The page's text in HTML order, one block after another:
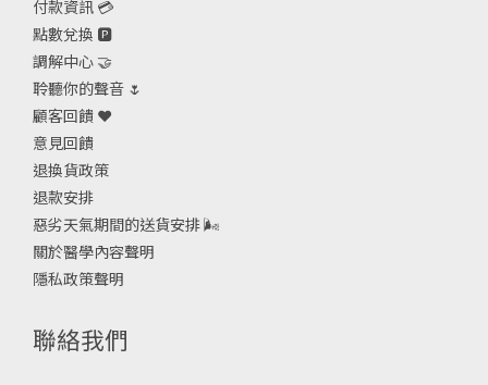
付款資訊 💳
點數兌換 🅿️
調解中心 🤝
聆聽你的聲音 🌷
顧客回饋 ❤️
意見回饋
退換貨政策
退款安排
惡劣天氣期間的送貨安排🌬
關於醫學內容聲明
隱私政策聲明
聯絡我們